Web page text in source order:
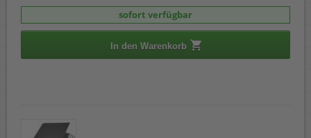
sofort verfügbar
In den Warenkorb